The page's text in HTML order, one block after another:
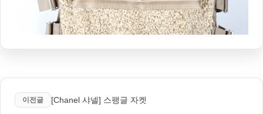
이전글 [Chanel 샤넬] 스팽글 자켓